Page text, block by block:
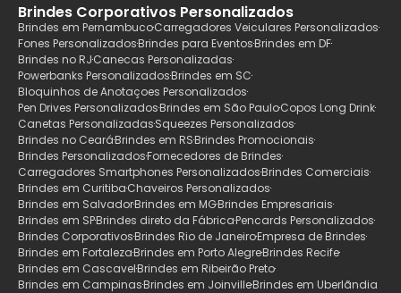
Brindes Corporativos Personalizados
Brindes em PernambucoCarregadores Veiculares Personalizados
Fones PersonalizadosBrindes para EventosBrindes em DF
Brindes no RJCanecas Personalizadas
Powerbanks PersonalizadosBrindes em SC
Bloquinhos de Anotaçoes Personalizados
Pen Drives PersonalizadosBrindes em São PauloCopos Long Drink
Canetas PersonalizadasSqueezes Personalizados
Brindes no CearáBrindes em RSBrindes Promocionais
Brindes PersonalizadosFornecedores de Brindes
Carregadores Smartphones PersonalizadosBrindes Comerciais
Brindes em CuritibaChaveiros Personalizados
Brindes em SalvadorBrindes em MGBrindes Empresariais
Brindes em SPBrindes direto da FábricaPencards Personalizados
Brindes CorporativosBrindes Rio de JaneiroEmpresa de Brindes
Brindes em FortalezaBrindes em Porto AlegreBrindes Recife
Brindes em CascavelBrindes em Ribeirão Preto
Brindes em CampinasBrindes em JoinvilleBrindes em Uberlãndia